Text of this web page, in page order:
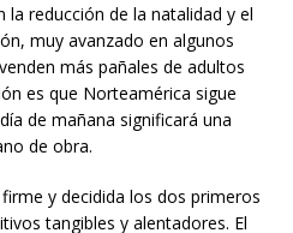
la reducción de la natalidad y el
muy avanzado en algunos
más pañales de adultos
es que Norteamérica sigue
de mañana significará una
de obra.
y decidida los dos primeros
tangibles y alentadores. El